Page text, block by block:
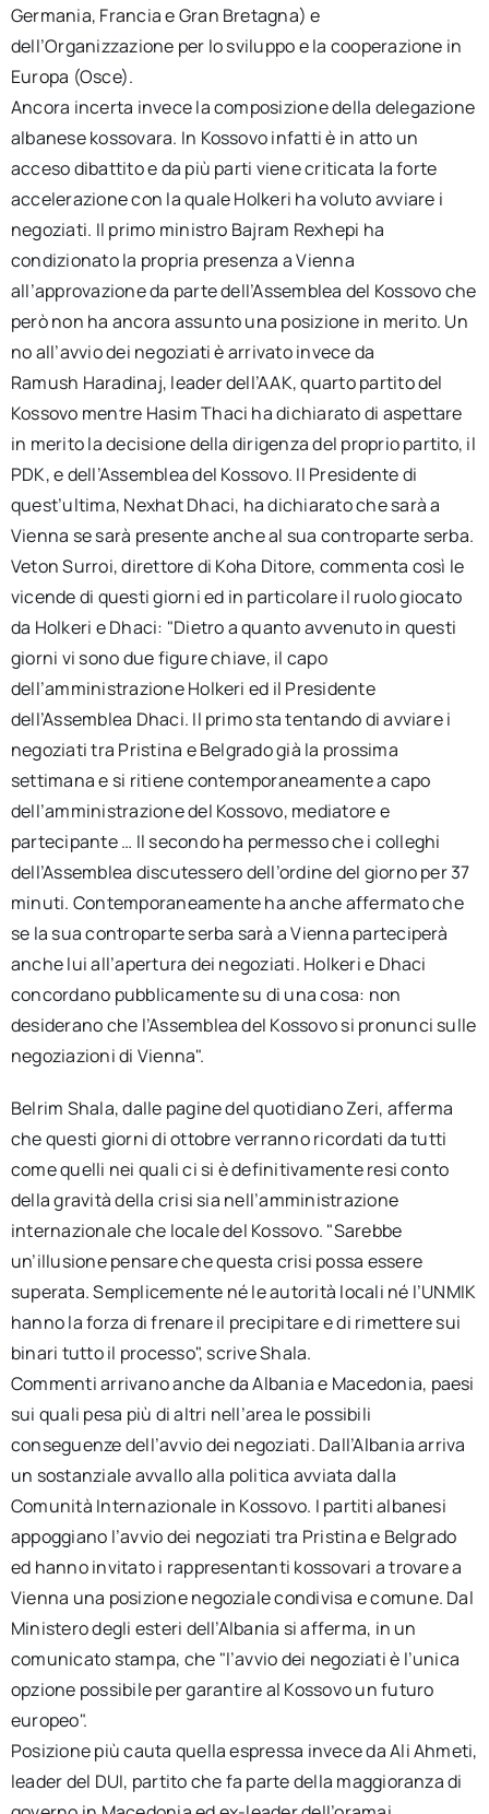
Germania, Francia e Gran Bretagna) e
dell’Organizzazione per lo sviluppo e la cooperazione in
Europa (Osce).
Ancora incerta invece la composizione della delegazione
albanese kossovara. In Kossovo infatti è in atto un
acceso dibattito e da più parti viene criticata la forte
accelerazione con la quale Holkeri ha voluto avviare i
negoziati. Il primo ministro Bajram Rexhepi ha
condizionato la propria presenza a Vienna
all’approvazione da parte dell’Assemblea del Kossovo che
però non ha ancora assunto una posizione in merito. Un
no all’avvio dei negoziati è arrivato invece da
Ramush Haradinaj, leader dell’AAK, quarto partito del
Kossovo mentre Hasim Thaci ha dichiarato di aspettare
in merito la decisione della dirigenza del proprio partito, il
PDK, e dell’Assemblea del Kossovo. Il Presidente di
quest’ultima, Nexhat Dhaci, ha dichiarato che sarà a
Vienna se sarà presente anche al sua controparte serba.
Veton Surroi, direttore di Koha Ditore, commenta così le
vicende di questi giorni ed in particolare il ruolo giocato
da Holkeri e Dhaci: "Dietro a quanto avvenuto in questi
giorni vi sono due figure chiave, il capo
dell’amministrazione Holkeri ed il Presidente
dell’Assemblea Dhaci. Il primo sta tentando di avviare i
negoziati tra Pristina e Belgrado già la prossima
settimana e si ritiene contemporaneamente a capo
dell’amministrazione del Kossovo, mediatore e
partecipante … Il secondo ha permesso che i colleghi
dell’Assemblea discutessero dell’ordine del giorno per 37
minuti. Contemporaneamente ha anche affermato che
se la sua controparte serba sarà a Vienna parteciperà
anche lui all’apertura dei negoziati. Holkeri e Dhaci
concordano pubblicamente su di una cosa: non
desiderano che l’Assemblea del Kossovo si pronunci sulle
negoziazioni di Vienna".
Belrim Shala, dalle pagine del quotidiano Zeri, afferma
che questi giorni di ottobre verranno ricordati da tutti
come quelli nei quali ci si è definitivamente resi conto
della gravità della crisi sia nell’amministrazione
internazionale che locale del Kossovo. "Sarebbe
un’illusione pensare che questa crisi possa essere
superata. Semplicemente né le autorità locali né l’UNMIK
hanno la forza di frenare il precipitare e di rimettere sui
binari tutto il processo", scrive Shala.
Commenti arrivano anche da Albania e Macedonia, paesi
sui quali pesa più di altri nell’area le possibili
conseguenze dell’avvio dei negoziati. Dall’Albania arriva
un sostanziale avvallo alla politica avviata dalla
Comunità Internazionale in Kossovo. I partiti albanesi
appoggiano l’avvio dei negoziati tra Pristina e Belgrado
ed hanno invitato i rappresentanti kossovari a trovare a
Vienna una posizione negoziale condivisa e comune. Dal
Ministero degli esteri dell’Albania si afferma, in un
comunicato stampa, che "l’avvio dei negoziati è l’unica
opzione possibile per garantire al Kossovo un futuro
europeo".
Posizione più cauta quella espressa invece da Ali Ahmeti,
leader del DUI, partito che fa parte della maggioranza di